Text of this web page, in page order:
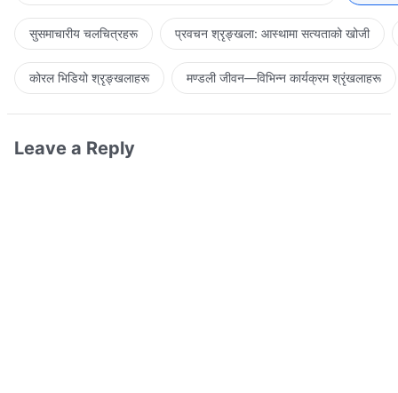
सुसमाचारीय चलचित्रहरू प्रवचन श्रृङ्खला: आस्थामा सत्यताको खोजी
कोरल भिडियो श्रृङ्खलाहरू मण्डली जीवन—विभिन्‍न कार्यक्रम श्रृंखलाहरू
Leave a Reply